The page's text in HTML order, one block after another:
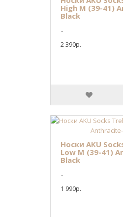
High M (39-41)
Black
..
2 390р.
Носки AKU
Low M (39-41)
Black
..
1 990р.